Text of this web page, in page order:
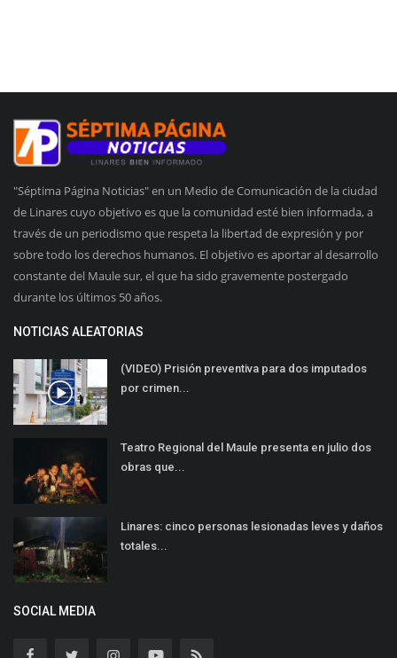
"Séptima Página Noticias" en un Medio de Comunicación de la ciudad
de Linares cuyo objetivo es que la comunidad esté bien informada, a
través de un periodismo que respeta la libertad de expresión y por
sobre todo los derechos humanos. El objetivo es aportar al desarrollo
constante del Maule sur, el que ha sido gravemente postergado
durante los últimos 50 años.
NOTICIAS ALEATORIAS
(VIDEO) Prisión preventiva para dos imputados
por crimen...
Teatro Regional del Maule presenta en julio dos
obras que...
Linares: cinco personas lesionadas leves y daños
totales...
SOCIAL MEDIA